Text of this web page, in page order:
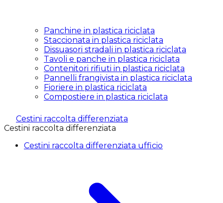
Panchine in plastica riciclata
Staccionata in plastica riciclata
Dissuasori stradali in plastica riciclata
Tavoli e panche in plastica riciclata
Contenitori rifiuti in plastica riciclata
Pannelli frangivista in plastica riciclata
Fioriere in plastica riciclata
Compostiere in plastica riciclata
Cestini raccolta differenziata
Cestini raccolta differenziata
Cestini raccolta differenziata ufficio